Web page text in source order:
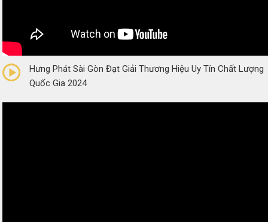
(0 Reviews)
Hưng Phát Sài Gòn Đạt Giải Thương Hiệu Uy Tín Chất Lượng
Quốc Gia 2024